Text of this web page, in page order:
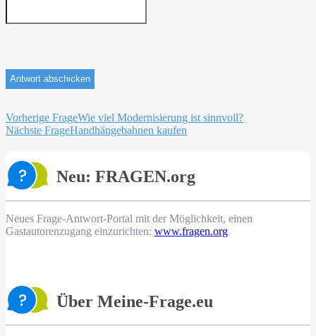
Beitragsnavigation
Vorherige FrageWie viel Modernisierung ist sinnvoll?
Nächste FrageHandhängebahnen kaufen
Neu: FRAGEN.org
Neues Frage-Antwort-Portal mit der Möglichkeit, einen
Gastautorenzugang einzurichten: www.fragen.org
Über Meine-Frage.eu